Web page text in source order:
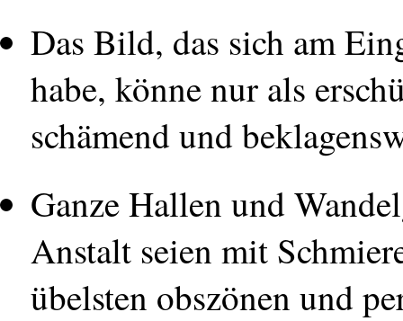
Das Bild, das sich am
habe, könne nur als
schämend und
Ganze Hallen und
Anstalt seien mit
übelsten obszönen und